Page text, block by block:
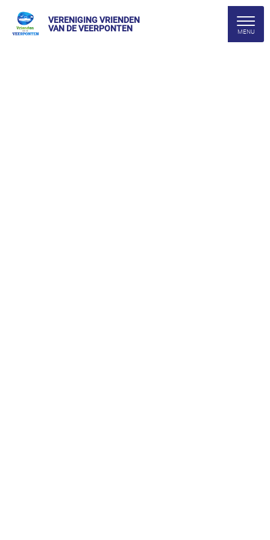
VERENIGING VRIENDEN
VAN DE VEERPONTEN